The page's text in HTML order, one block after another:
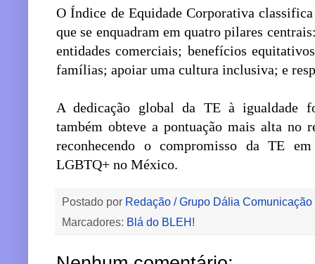
O Índice de Equidade Corporativa
que se enquadram em quatro pilares
entidades comerciais; benefícios
famílias; apoiar uma cultura inclusiva; e
A dedicação global da TE à igualdade
também obteve a pontuação mais alta no
reconhecendo o compromisso da TE
LGBTQ+ no México.
Postado por Redação / Grupo Dália Comunicação
Marcadores: Blá do BLEH!